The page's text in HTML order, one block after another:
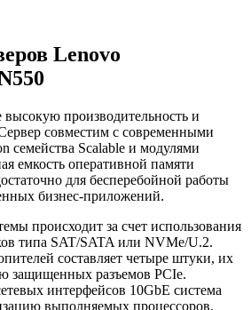
Lenovo
высокую производительность и
совместим с современными
семейства Scalable и модулями
емкость оперативной памяти
для бесперебойной работы
бизнес-приложений.
происходит за счет использования
типа SAT/SATA или NVMe/U.2.
составляет четыре штуки, их
защищенных разъемов PCIe.
интерфейсов 10GbE система
выполняемых процессоров.